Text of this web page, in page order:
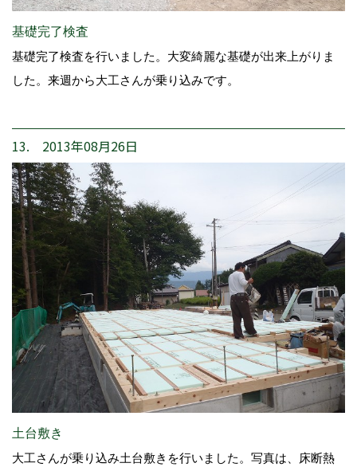
基礎完了検査
基礎完了検査を行いました。大変綺麗な基礎が出来上がりま
した。来週から大工さんが乗り込みです。
13. 2013年08月26日
土台敷き
大工さんが乗り込み土台敷きを行いました。写真は、床断熱